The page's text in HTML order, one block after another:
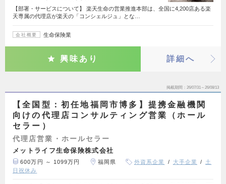
【部署・サービスについて】 楽天生命の営業推進本部は、全国に4,200店ある楽
天専属の代理店が楽天の「コンシェルジュ」とな…
会社概要 生命保険業
興味あり 詳細へ
掲載期間 26/07/31～26/08/13
【全国型：初任地福岡市博多】提携金融機関
向けの代理店コンサルティング営業（ホール
セラー）
代理店営業・ホールセラー
メットライフ生命保険株式会社
600万円 ～ 1099万円 福岡県 外資系企業 大手企業
土
日祝休み